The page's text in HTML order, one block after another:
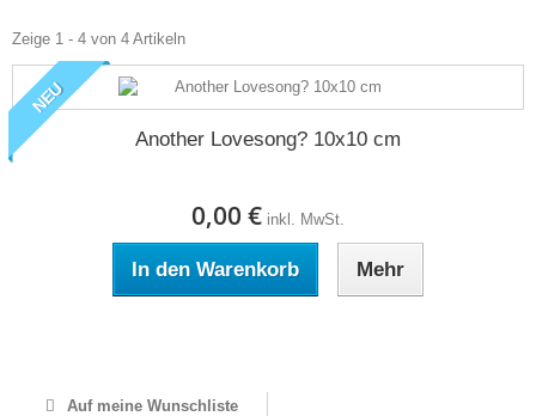
Zeige 1 - 4 von 4 Artikeln
NEU
Another Lovesong? 10x10 cm
0,00 € inkl. MwSt.
In den Warenkorb Mehr
Auf meine Wunschliste